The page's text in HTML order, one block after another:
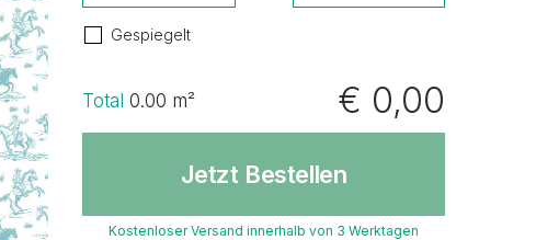
Gespiegelt
Total 0.00 m² € 0,00
Jetzt Bestellen
Kostenloser Versand innerhalb von 3 Werktagen